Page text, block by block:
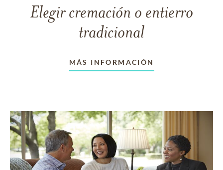
Elegir cremación o entierro
tradicional
MÁS INFORMACIÓN